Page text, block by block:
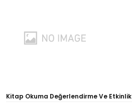
Kitap Okuma Değerlendirme Ve Etkinlik